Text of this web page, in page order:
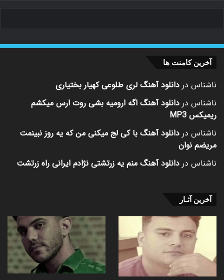
آخرین کامنت ها
ناشناس در دانلود آهنگ لری طلوعی کهیار بختیاری
ناشناس در دانلود آهنگ اگه ارومیه بشی روت ارس میکشم
ریمیکس MP3
ناشناس در دانلود آهنگ با کی لج میکنی من که یه روز نبینمت
مریضم نوان
ناشناس در دانلود آهنگ منم یه زرتشتی نژادم ایرانی راه زرتشت
آخرین آثـار